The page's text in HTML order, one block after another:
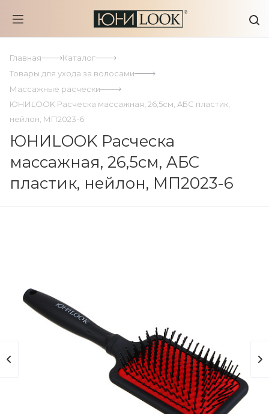
Главная
Каталог
Товары для ухода за волосами
Массажные расчески
ЮНИLOOK Расческа массажная, 26,5см, AБС пластик,
нейлон, МП2023-6
ЮНИLOOK Расческа
массажная, 26,5см, AБС
пластик, нейлон, МП2023-6